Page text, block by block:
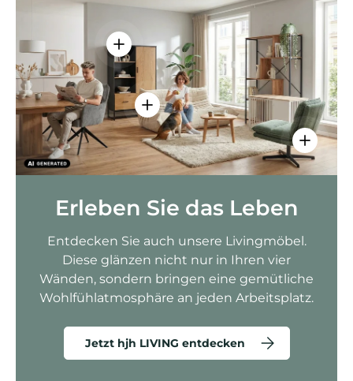
Einzelheiten anzeigen - AMIO H -
Einzelheiten anzeigen - Sitzolo 2
Erleben Sie das Leben
Entdecken Sie auch unsere Livingmöbel.
Diese glänzen nicht nur in Ihren vier
Wänden, sondern bringen eine gemütliche
Wohlfühlatmosphäre an jeden Arbeitsplatz.
Jetzt hjh LIVING entdecken